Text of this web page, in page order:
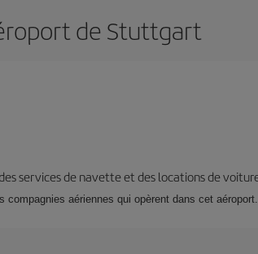
de Stuttgart
services de navette et des locations de
compagnies aériennes qui opèrent dans cet aéroport.